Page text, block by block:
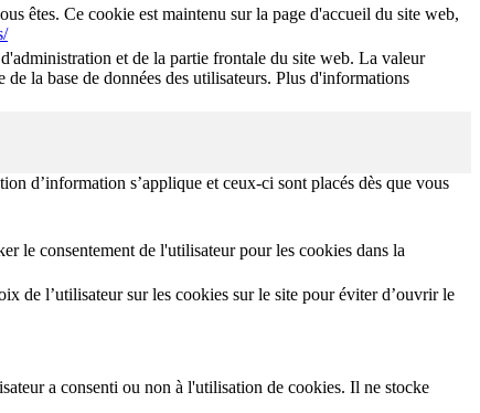
êtes. Ce cookie est maintenu sur la page d'accueil du site web,
et de la partie frontale du site web. La valeur
la base de données des utilisateurs. Plus d'informations
d’information s’applique et ceux-ci sont placés dès que vous
le consentement de l'utilisateur pour les cookies dans la
de l’utilisateur sur les cookies sur le site pour éviter d’ouvrir le
a consenti ou non à l'utilisation de cookies. Il ne stocke